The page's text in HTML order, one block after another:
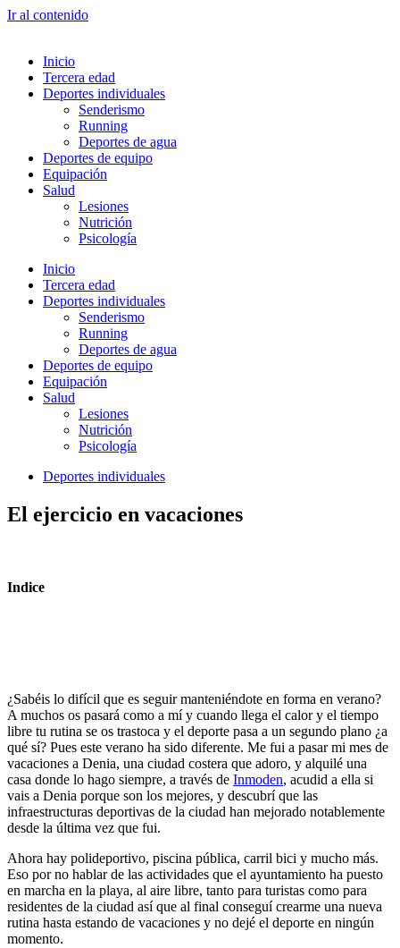
Ir al contenido
Inicio
Tercera edad
Deportes individuales
Senderismo
Running
Deportes de agua
Deportes de equipo
Equipación
Salud
Lesiones
Nutrición
Psicología
Inicio
Tercera edad
Deportes individuales
Senderismo
Running
Deportes de agua
Deportes de equipo
Equipación
Salud
Lesiones
Nutrición
Psicología
Deportes individuales
El ejercicio en vacaciones
Indice
¿Sabéis lo difícil que es seguir manteniéndote en forma en verano?
A muchos os pasará como a mí y cuando llega el calor y el tiempo
libre tu rutina se os trastoca y el deporte pasa a un segundo plano ¿a
qué sí? Pues este verano ha sido diferente. Me fui a pasar mi mes de
vacaciones a Denia, una ciudad costera que adoro, y alquilé una
casa donde lo hago siempre, a través de Inmoden, acudid a ella si
vais a Denia porque son los mejores, y descubrí que las
infraestructuras deportivas de la ciudad han mejorado notablemente
desde la última vez que fui.
Ahora hay polideportivo, piscina pública, carril bici y mucho más.
Eso por no hablar de las actividades que el ayuntamiento ha puesto
en marcha en la playa, al aire libre, tanto para turistas como para
residentes de la ciudad así que al final conseguí crearme una nueva
rutina hasta estando de vacaciones y no dejé el deporte en ningún
momento.